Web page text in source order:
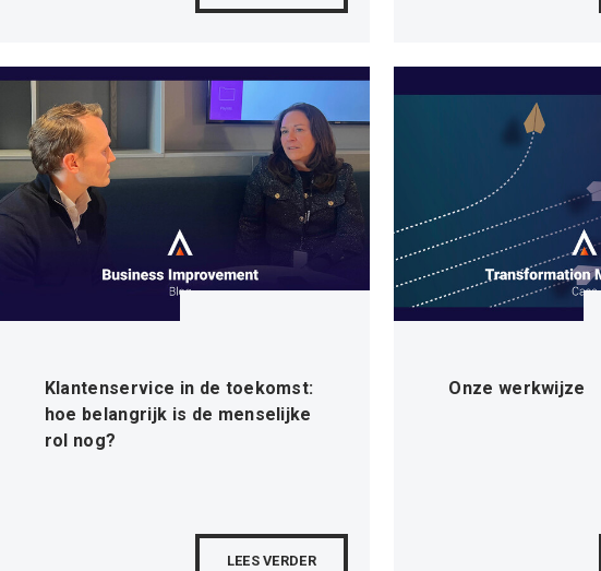
Klantenservice in de toekomst:
hoe belangrijk is de menselijke
rol nog?
LEES VERDER
Onze werkwijze